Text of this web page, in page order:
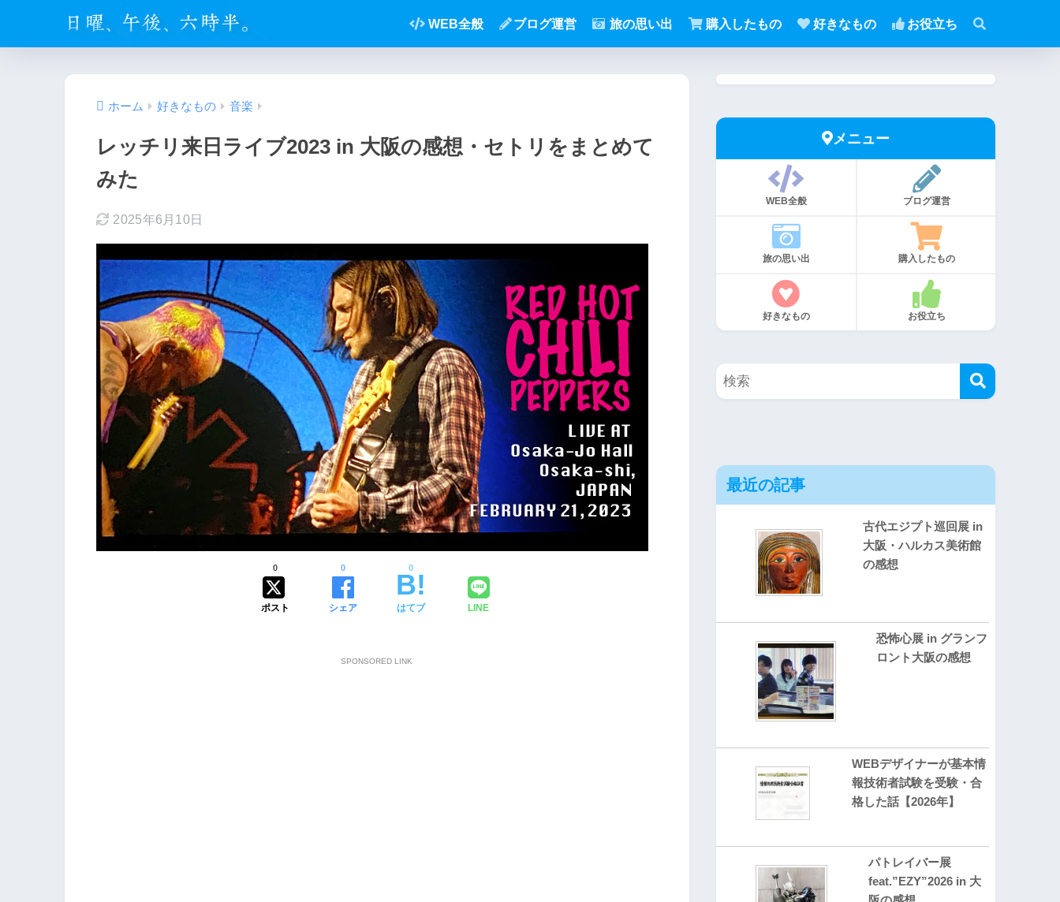
WEB全般 ブログ運営 旅の思い出 購入したもの 好きなもの お役立ち
ホーム 好きなもの 音楽
レッチリ来日ライブ2023 in 大阪の感想・セトリをまとめて
みた
2025年6月10日
ポスト
0
シェア
0
はてブ
0
LINE
SPONSORED LINK
メニュー
WEB全般 ブログ運営
旅の思い出 購入したもの
好きなもの お役立ち
最近の記事
古代エジプト巡回展 in
大阪・ハルカス美術館
の感想
恐怖心展 in グランフ
ロント大阪の感想
WEBデザイナーが基本情
報技術者試験を受験・合
格した話【2026年】
パトレイバー展
feat.”EZY”2026 in 大